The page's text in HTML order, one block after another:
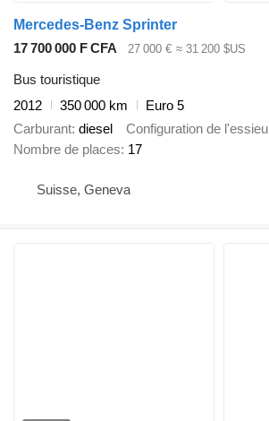
Mercedes-Benz Sprinter
17 700 000 F CFA
27 000 € ≈ 31 200 $US
Bus touristique
2012
350 000 km
Euro 5
Carburant diesel Configuration de l'essieu
Nombre de places 17
Suisse, Geneva